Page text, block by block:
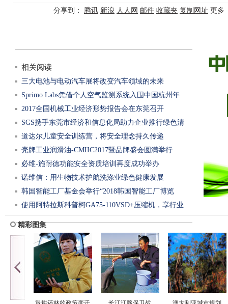
分享到： 腾讯 新浪 人人网 邮件 收藏夹 复制网址 更多
相关阅读
三大电池与电动汽车展将改变汽车领域的未来
Sprimo Labs凭借个人空气监测系统入围中国杭州年
2017全国机械工业经济形势报告会在东莞召开
SGS携手东莞市经济和信息化局助力企业推行绿色清
洁生产审
道达尔儿童安全训练营，将安全理念持久传递
壳牌工业润滑油-CMIIC2017暨品牌盛会圆满举行
必维-施耐德功能安全资质培训再度成功举办
诺维信：用生物技术护航洗涤业绿色健康发展
韩国智能工厂基金会举行“2018韩国智能工厂博览
会”初步
使用阿特拉斯科普柯GA75-110VSD+压缩机，享行业
精彩图集